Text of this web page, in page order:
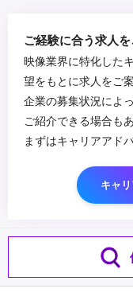
ご経験に合う求人を
映像業界に特化した
望をもとに求人をご
企業の募集状況によ
ご紹介できる場合も
まずはキャリアアド
キャ